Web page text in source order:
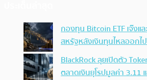
กองทุน Bitcoin ETF เจ๊งแ
สหรัฐหลังเงินทุนไหลออกไ
BlackRock ลุยเปิดตัว
ตลาดเงินยุโรปมูลค่า 3.11